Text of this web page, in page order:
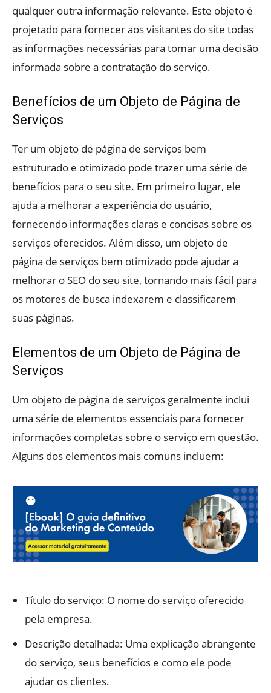
qualquer outra informação relevante. Este objeto é
projetado para fornecer aos visitantes do site todas
as informações necessárias para tomar uma decisão
informada sobre a contratação do serviço.
Benefícios de um Objeto de Página de
Serviços
Ter um objeto de página de serviços bem
estruturado e otimizado pode trazer uma série de
benefícios para o seu site. Em primeiro lugar, ele
ajuda a melhorar a experiência do usuário,
fornecendo informações claras e concisas sobre os
serviços oferecidos. Além disso, um objeto de
página de serviços bem otimizado pode ajudar a
melhorar o SEO do seu site, tornando mais fácil para
os motores de busca indexarem e classificarem
suas páginas.
Elementos de um Objeto de Página de
Serviços
Um objeto de página de serviços geralmente inclui
uma série de elementos essenciais para fornecer
informações completas sobre o serviço em questão.
Alguns dos elementos mais comuns incluem:
Título do serviço: O nome do serviço oferecido
pela empresa.
Descrição detalhada: Uma explicação abrangente
do serviço, seus benefícios e como ele pode
ajudar os clientes.